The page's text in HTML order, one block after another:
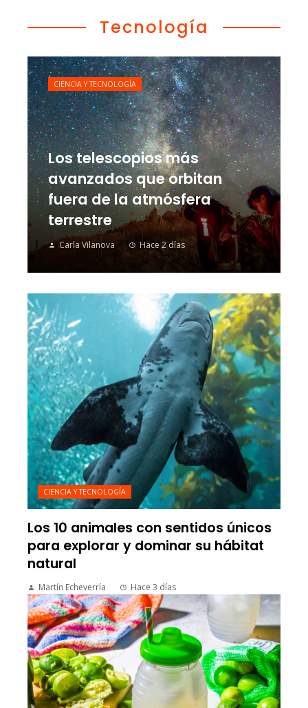
Tecnología
Los telescopios más
avanzados que orbitan
fuera de la atmósfera
terrestre
Carla Vilanova Hace 2 días
CIENCIA Y TECNOLOGÍA
CIENCIA Y TECNOLOGÍA
Los 10 animales con sentidos únicos
para explorar y dominar su hábitat
natural
Martín Echeverría Hace 3 días